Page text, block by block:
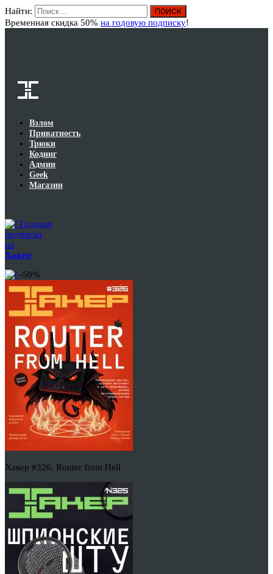
Найти:
Временная скидка 50% на годовую подписку!
Взлом
Приватность
Трюки
Кодинг
Админ
Geek
Магазин
Годовая
подписка
на
Хакер
-50%
Хакер #326. Router from Hell